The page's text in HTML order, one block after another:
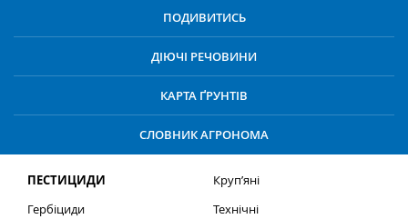
ПОДИВИТИСЬ
ДІЮЧІ РЕЧОВИНИ
КАРТА ҐРУНТІВ
СЛОВНИК АГРОНОМА
ПЕСТИЦИДИ
Гербіциди
Круп’яні
Технічні